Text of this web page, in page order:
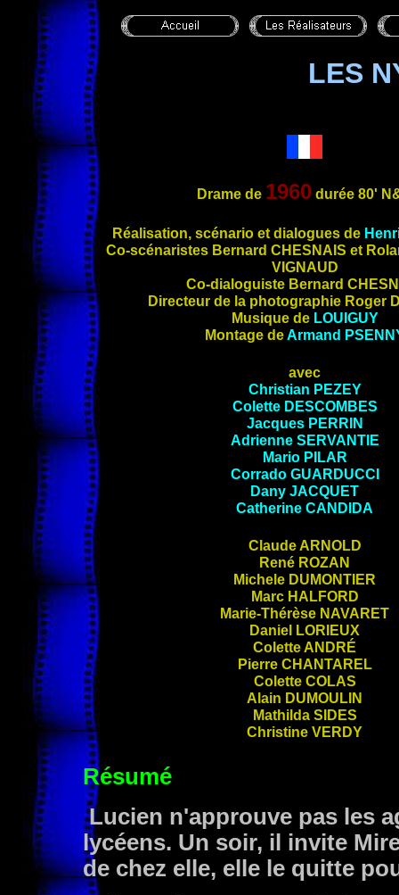
LES
Drame de 1960durée 80'
Réalisation, scénario et dialogues de
Co-scénaristes Bernard CHESNAIS et
VIGNAUD
Co-dialoguiste Bernard
Directeur de la photographie Roger
Musique de LOUIGUY
Montage deArmand
avec
Christian PEZEY
Colette DESCOMBES
Jacques PERRIN
Adrienne SERVANTIE
Mario PILAR
Corrado GUARDUCCI
Dany JACQUET
Catherine CANDIDA
Claude ARNOLD
René ROZAN
Michele DUMONTIER
Marc HALFORD
Marie-Thérèse NAVARET
Daniel LORIEUX
Colette ANDRÉ
Pierre CHANTAREL
Colette COLAS
Alain DUMOULIN
Mathilda SIDES
Christine VERDY
Résumé
Lucien n'approuve pas les
lycéens. Un soir, il invite
de chez elle, elle le quitte